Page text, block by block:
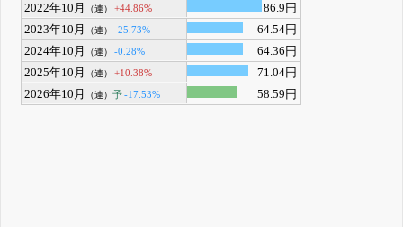
2022年10月
（連） +44.86%
86.9円
2023年10月
（連） -25.73%
64.54円
2024年10月
（連） -0.28%
64.36円
2025年10月
（連） +10.38%
71.04円
2026年10月
（連）予-17.53% 58.59円